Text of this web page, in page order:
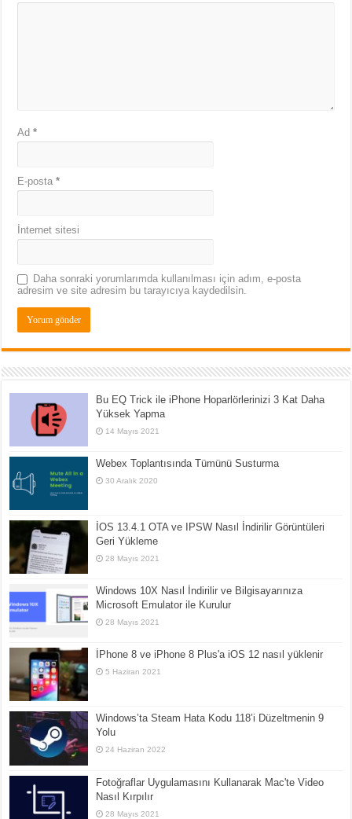
Ad*
E-posta*
İnternet sitesi
Daha sonraki yorumlarımda kullanılması için adım, e-posta
adresim ve site adresim bu tarayıcıya kaydedilsin.
Bu EQ Trick ile iPhone Hoparlörlerinizi 3 Kat Daha
Yüksek Yapma
14 Mayıs 2021
Webex Toplantısında Tümünü Susturma
30 Aralık 2020
İOS 13.4.1 OTA ve IPSW Nasıl İndirilir Görüntüleri
Geri Yükleme
28 Mayıs 2021
Windows 10X Nasıl İndirilir ve Bilgisayarınıza
Microsoft Emulator ile Kurulur
28 Mayıs 2021
İPhone 8 ve iPhone 8 Plus'a iOS 12 nasıl yüklenir
5 Haziran 2021
Windows’ta Steam Hata Kodu 118’i Düzeltmenin 9
Yolu
24 Haziran 2022
Fotoğraflar Uygulamasını Kullanarak Mac'te Video
Nasıl Kırpılır
28 Mayıs 2021